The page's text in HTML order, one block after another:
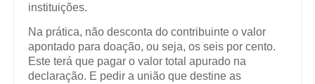
instituições.
Na prática, não desconta do contribuinte o valor
apontado para doação, ou seja, os seis por cento.
Este terá que pagar o valor total apurado na
declaração. E pedir a união que destine as